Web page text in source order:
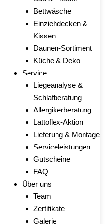
Bettwäsche
Einziehdecken &
Kissen
Daunen-Sortiment
Küche & Deko
Service
Liegeanalyse &
Schlafberatung
Allergikerberatung
Lattoflex-Aktion
Lieferung & Montage
Serviceleistungen
Gutscheine
FAQ
Über uns
Team
Zertifikate
Galerie